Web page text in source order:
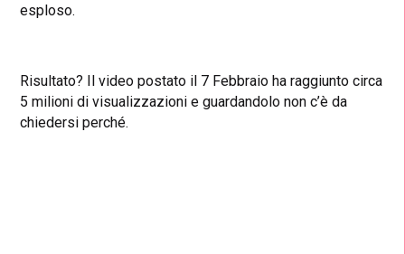
esploso.
Risultato? Il video postato il 7 Febbraio ha raggiunto circa
5 milioni di visualizzazioni e guardandolo non c’è da
chiedersi perché.